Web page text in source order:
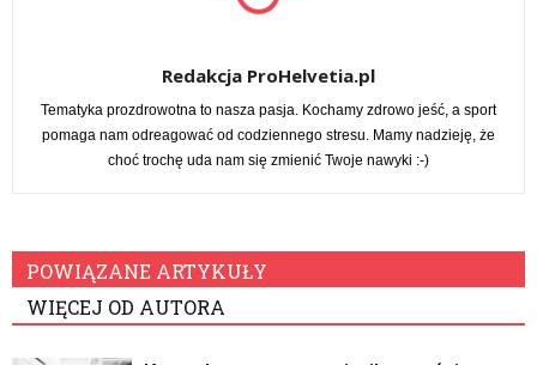
Redakcja ProHelvetia.pl
Tematyka prozdrowotna to nasza pasja. Kochamy zdrowo jeść, a sport
pomaga nam odreagować od codziennego stresu. Mamy nadzieję, że
choć trochę uda nam się zmienić Twoje nawyki :-)
POWIĄZANE ARTYKUŁY
WIĘCEJ OD AUTORA